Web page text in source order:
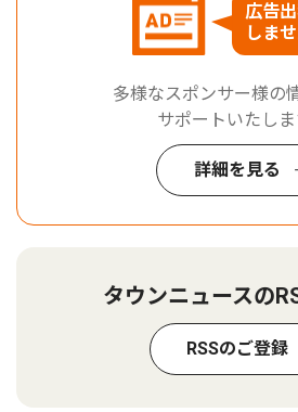
広告
しま
多様なスポンサー様の
サポートいたしま
詳細を見る
タウンニュースの
RSSのご登録